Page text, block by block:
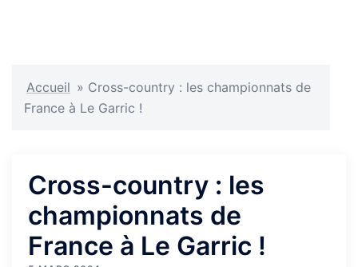
Accueil » Cross-country : les championnats de
France à Le Garric !
Cross-country : les
championnats de
France à Le Garric !